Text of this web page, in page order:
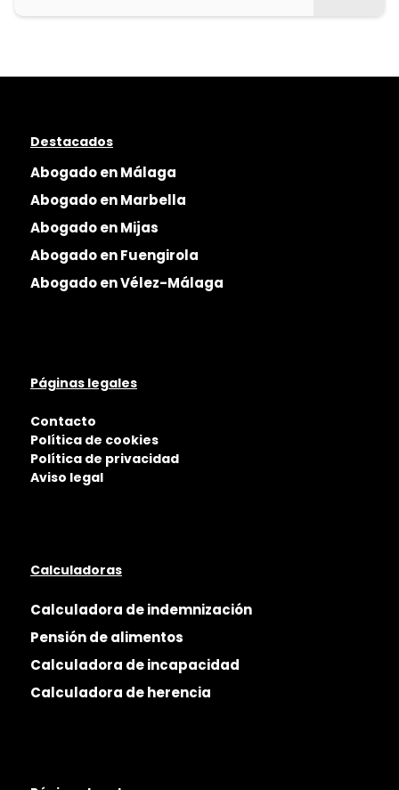
Destacados
Abogado en Málaga
Abogado en Marbella
Abogado en Mijas
Abogado en Fuengirola
Abogado en Vélez-Málaga
Páginas legales
Contacto
Política de cookies
Política de privacidad
Aviso legal
Calculadoras
Calculadora de indemnización
Pensión de alimentos
Calculadora de incapacidad
Calculadora de herencia